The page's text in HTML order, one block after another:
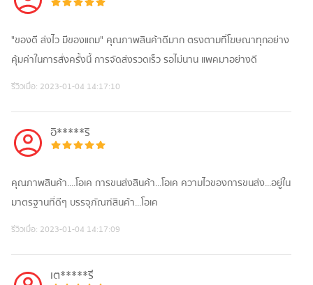
"ของดี ส่งไว มีของแถม" คุณภาพสินค้าดีมาก ตรงตามที่โฆษณาทุกอย่าง
คุ้มค่าในการสั่งครั้งนี้ การจัดส่งรวดเร็ว รอไม่นาน แพคมาอย่างดี
รีวิวเมื่อ: 2023-01-04 14:17:10
อิ*****ริ
คุณภาพสินค้า....โอเค การขนส่งสินค้า...โอเค ความไวของการขนส่ง...อยู่ใน
มาตรฐานที่ดีๆ บรรจุภัณฑ์สินค้า...โอเค
รีวิวเมื่อ: 2023-01-04 14:17:09
เต*****รี